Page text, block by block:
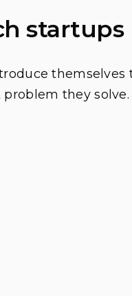
startups
themselves
they solve.